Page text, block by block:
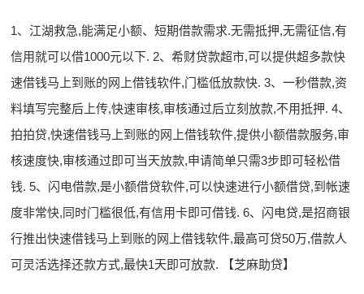
1、江湖救急,能满足小额、短期借款需求.无需抵押,无需征信,有
信用就可以借1000元以下. 2、希财贷款超市,可以提供超多款快
速借钱马上到账的网上借钱软件,门槛低放款快. 3、一秒借款,资
料填写完整后上传,快速审核,审核通过后立刻放款,不用抵押. 4、
拍拍贷,快速借钱马上到账的网上借钱软件,提供小额借款服务,审
核速度快,审核通过即可当天放款,申请简单只需3步即可轻松借
钱. 5、闪电借款,是小额借贷软件,可以快速进行小额借贷,到帐速
度非常快,同时门槛很低,有信用卡即可借钱. 6、闪电贷,是招商银
行推出快速借钱马上到账的网上借钱软件,最高可贷50万,借款人
可灵活选择还款方式,最快1天即可放款. 【芝麻助贷】